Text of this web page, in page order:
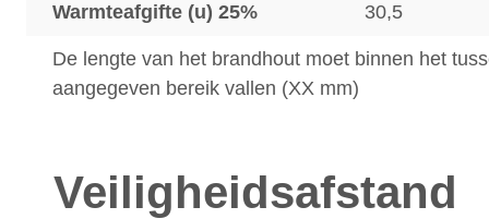
Warmteafgifte (u) 25% 30,5
De lengte van het brandhout moet binnen het
aangegeven bereik vallen (XX mm)
Veiligheidsafstand